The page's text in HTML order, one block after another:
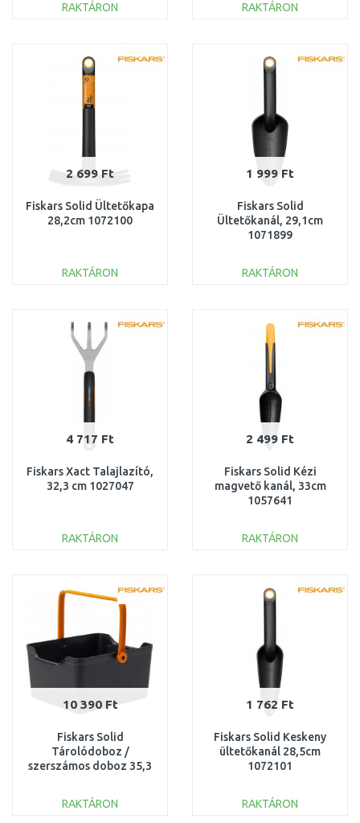
RAKTÁRON
Összehasonlítás
RAKTÁRON
Összehasonlítás
2 699 Ft
Fiskars Solid Ültetőkapa
28,2cm 1072100
RAKTÁRON
Összehasonlítás
1 999 Ft
Fiskars Solid
Ültetőkanál, 29,1cm
1071899
RAKTÁRON
Összehasonlítás
4 717 Ft
Fiskars Xact Talajlazító,
32,3 cm 1027047
RAKTÁRON
Összehasonlítás
2 499 Ft
Fiskars Solid Kézi
magvető kanál, 33cm
1057641
RAKTÁRON
Összehasonlítás
10 390 Ft
Fiskars Solid
Tárolódoboz /
szerszámos doboz 35,3
RAKTÁRON
1 762 Ft
Fiskars Solid Keskeny
ültetőkanál 28,5cm
1072101
RAKTÁRON